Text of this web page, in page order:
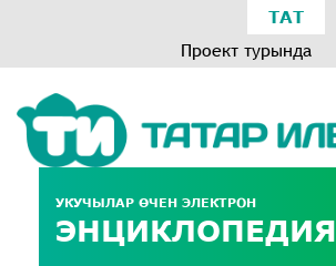
ТАТ
Проект турында
УКУЧЫЛАР ӨЧЕН ЭЛЕКТРОН
ЭНЦИКЛОПЕДИЯ